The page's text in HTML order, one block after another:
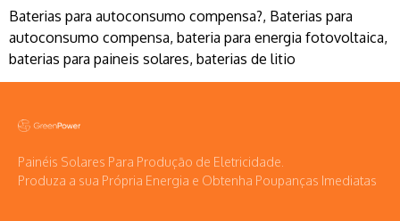
Baterias para autoconsumo compensa?, Baterias para
autoconsumo compensa, bateria para energia fotovoltaica,
baterias para paineis solares, baterias de litio
Painéis Solares Para Produção de Eletricidade.
Produza a sua Própria Energia e Obtenha Poupanças Imediatas